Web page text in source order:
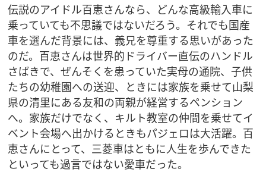
伝説のアイドル百恵さんなら、どんな高級輸入車に
乗っていても不思議ではないだろう。それでも国産
車を選んだ背景には、義兄を尊重する思いがあった
のだ。百恵さんは世界的ドライバー直伝のハンドル
さばきで、ぜんそくを患っていた実母の通院、子供
たちの幼稚園への送迎、ときには家族を乗せて山梨
県の清里にある友和の両親が経営するペンション
へ。家族だけでなく、キルト教室の仲間を乗せてイ
ベント会場へ出かけるときもパジェロは大活躍。百
恵さんにとって、三菱車はともに人生を歩んできた
といっても過言ではない愛車だった。